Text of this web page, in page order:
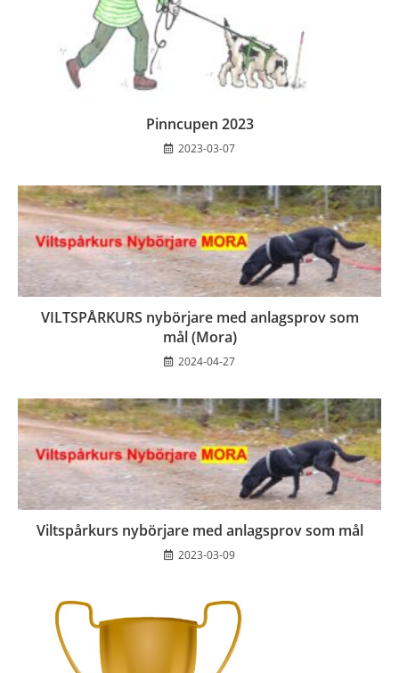
Pinncupen 2023
2023-03-07
VILTSPÅRKURS nybörjare med anlagsprov som
mål (Mora)
2024-04-27
Viltspårkurs nybörjare med anlagsprov som mål
2023-03-09